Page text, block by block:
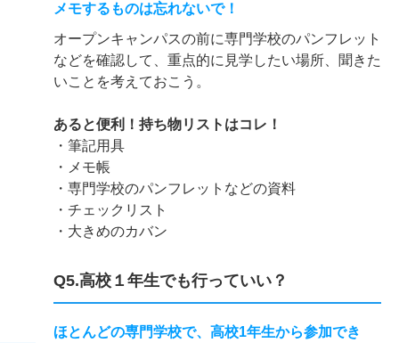
メモするものは忘れないで！
オープンキャンパスの前に専門学校のパンフレット
などを確認して、重点的に見学したい場所、聞きた
いことを考えておこう。
あると便利！持ち物リストはコレ！
・筆記用具
・メモ帳
・専門学校のパンフレットなどの資料
・チェックリスト
・大きめのカバン
Q5.高校１年生でも行っていい？
ほとんどの専門学校で、高校1年生から参加でき